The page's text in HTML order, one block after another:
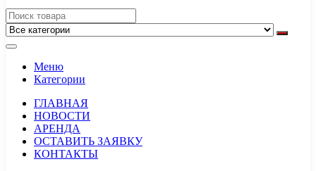
Меню
Категории
ГЛАВНАЯ
НОВОСТИ
АРЕНДА
ОСТАВИТЬ ЗАЯВКУ
КОНТАКТЫ